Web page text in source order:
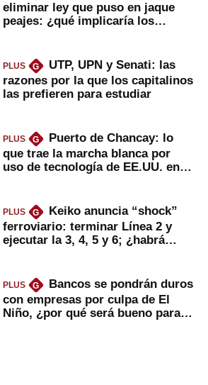
eliminar ley que puso en jaque
peajes: ¿qué implicaría los
PLUS G
UTP, UPN y Senati: las
razones por la que los capitalinos
las prefieren para estudiar
PLUS G
Puerto de Chancay: lo
que trae la marcha blanca por
uso de tecnología de EE.UU. en
PLUS G
Keiko anuncia “shock”
ferroviario: terminar Línea 2 y
ejecutar la 3, 4, 5 y 6; ¿habrá
PLUS G
Bancos se pondrán duros
con empresas por culpa de El
Niño, ¿por qué será bueno para